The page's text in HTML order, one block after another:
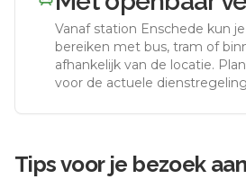
Vanaf station Enschede kun
bereiken met bus, tram of
afhankelijk van de locatie.
voor de actuele
Tips voor je bezoek aan